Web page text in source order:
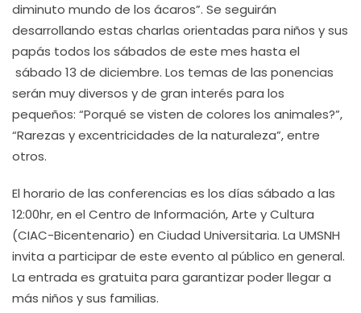
diminuto mundo de los ácaros”. Se seguirán
desarrollando estas charlas orientadas para niños y sus
papás todos los sábados de este mes hasta el
sábado 13 de diciembre. Los temas de las ponencias
serán muy diversos y de gran interés para los
pequeños: “Porqué se visten de colores los animales?”,
“Rarezas y excentricidades de la naturaleza”, entre
otros.
El horario de las conferencias es los días sábado a las
12:00hr, en el Centro de Información, Arte y Cultura
(CIAC-Bicentenario) en Ciudad Universitaria. La UMSNH
invita a participar de este evento al público en general.
La entrada es gratuita para garantizar poder llegar a
más niños y sus familias.